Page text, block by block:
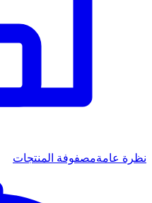
نظرة عامةمصفوفة المنتجات